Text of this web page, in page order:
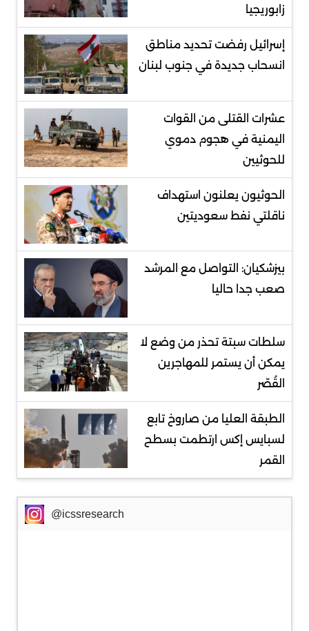
زابوريجيا
إسرائيل رفضت تحديد مناطق
انسحاب جديدة في جنوب لبنان
عشرات القتلى من القوات
اليمنية في هجوم دموي
للحوثيين
الحوثيون يعلنون استهداف
ناقلتي نفط سعوديتين
بيزشكيان: التواصل مع المرشد
صعب جدا حاليا
سلطات سبتة تحذر من وضع لا
يمكن أن يستمر للمهاجرين
القُصّر
الطبقة العليا من صاروخ تابع
لسبايس إكس ارتطمت بسطح
القمر
@icssresearch